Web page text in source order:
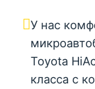
У нас
Toyota
класса с